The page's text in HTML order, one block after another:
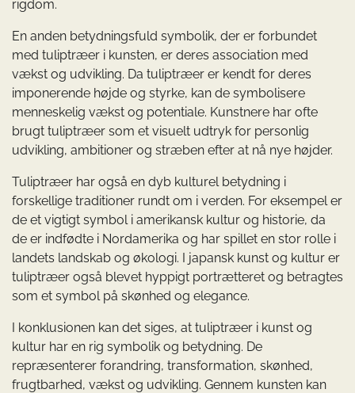
rigdom.
En anden betydningsfuld symbolik, der er forbundet
med tuliptræer i kunsten, er deres association med
vækst og udvikling. Da tuliptræer er kendt for deres
imponerende højde og styrke, kan de symbolisere
menneskelig vækst og potentiale. Kunstnere har ofte
brugt tuliptræer som et visuelt udtryk for personlig
udvikling, ambitioner og stræben efter at nå nye højder.
Tuliptræer har også en dyb kulturel betydning i
forskellige traditioner rundt om i verden. For eksempel er
de et vigtigt symbol i amerikansk kultur og historie, da
de er indfødte i Nordamerika og har spillet en stor rolle i
landets landskab og økologi. I japansk kunst og kultur er
tuliptræer også blevet hyppigt portrætteret og betragtes
som et symbol på skønhed og elegance.
I konklusionen kan det siges, at tuliptræer i kunst og
kultur har en rig symbolik og betydning. De
repræsenterer forandring, transformation, skønhed,
frugtbarhed, vækst og udvikling. Gennem kunsten kan